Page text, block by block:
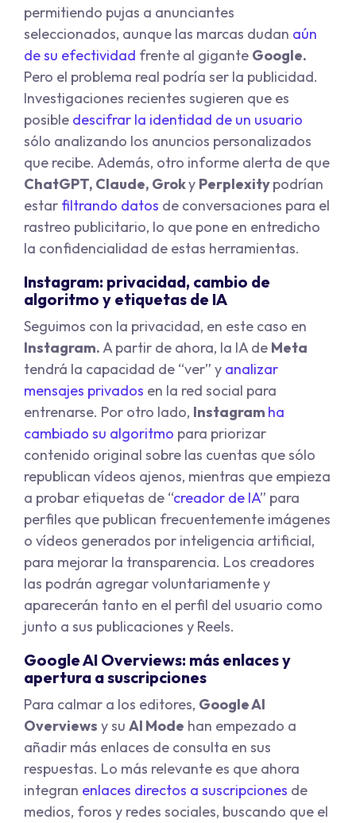
permitiendo pujas a anunciantes
seleccionados, aunque las marcas dudan aún
de su efectividad frente al gigante Google.
Pero el problema real podría ser la publicidad.
Investigaciones recientes sugieren que es
posible descifrar la identidad de un usuario
sólo analizando los anuncios personalizados
que recibe. Además, otro informe alerta de que
ChatGPT, Claude, Groky Perplexitypodrían
estar filtrando datos de conversaciones para el
rastreo publicitario, lo que pone en entredicho
la confidencialidad de estas herramientas.
Instagram: privacidad, cambio de
algoritmo y etiquetas de IA
Seguimos con la privacidad, en este caso en
Instagram.A partir de ahora, la IA de Meta
tendrá la capacidad de “ver” y analizar
mensajes privados en la red social para
entrenarse. Por otro lado, Instagram ha
cambiado su algoritmo para priorizar
contenido original sobre las cuentas que sólo
republican vídeos ajenos, mientras que empieza
a probar etiquetas de “creador de IA” para
perfiles que publican frecuentemente imágenes
o vídeos generados por inteligencia artificial,
para mejorar la transparencia. Los creadores
las podrán agregar voluntariamente y
aparecerán tanto en el perfil del usuario como
junto a sus publicaciones y Reels.
Google AI Overviews: más enlaces y
apertura a suscripciones
Para calmar a los editores, Google AI
Overviews y su AI Mode han empezado a
añadir más enlaces de consulta en sus
respuestas. Lo más relevante es que ahora
integran enlaces directos a suscripciones de
medios, foros y redes sociales, buscando que el